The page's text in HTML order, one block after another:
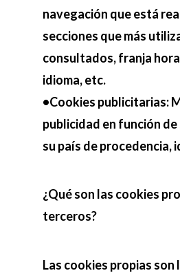
navegación que está
secciones que más
consultados, franja
idioma, etc.
•Cookies publicitarias:
publicidad en función
su país de procedencia,
¿Qué son las cookies
terceros?
Las cookies propias son